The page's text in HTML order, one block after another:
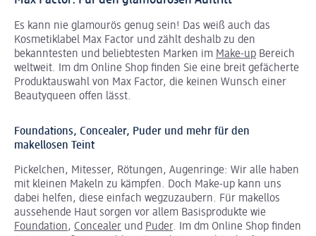
Es kann nie glamourös genug sein! Das weiß auch das
Kosmetiklabel Max Factor und zählt deshalb zu den
bekanntesten und beliebtesten Marken im Make-up Bereich
weltweit. Im dm Online Shop finden Sie eine breit gefächerte
Produktauswahl von Max Factor, die keinen Wunsch einer
Beautyqueen offen lässt.
Foundations, Concealer, Puder und mehr für den
makellosen Teint
Pickelchen, Mitesser, Rötungen, Augenringe: Wir alle haben
mit kleinen Makeln zu kämpfen. Doch Make-up kann uns
dabei helfen, diese einfach wegzuzaubern. Für makellos
aussehende Haut sorgen vor allem Basisprodukte wie
Foundation, Concealer und Puder. Im dm Online Shop finden